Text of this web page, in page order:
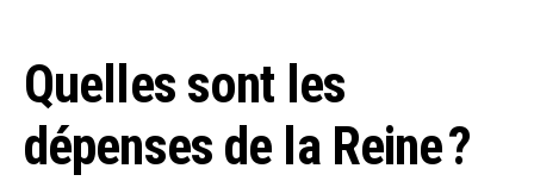
Quelles sont les
dépenses de la Reine ?